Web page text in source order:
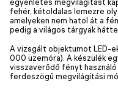
fehér, kétoldalas lemezre
amelyeken nem hatol át a
pedig a világos tárgyak
A vizsgált objektumot LED-
000 üzemóra). A készülék
visszaverődő fényt
ferdeszögű megvilágítási